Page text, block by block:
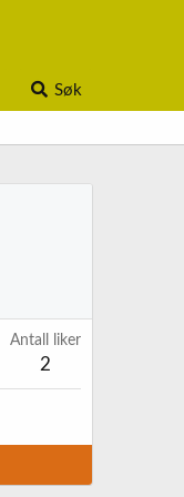
Søk
Antall liker
2